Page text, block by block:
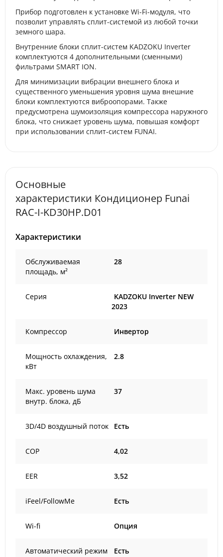
Прибор подготовлен к установке Wi-Fi-модуля, что
позволит управлять сплит-системой из любой точки
земного шара.
Внутренние блоки сплит-систем KADZOKU Inverter
комплектуются 4 дополнительными (сменными)
фильтрами SMART ION.
Для минимизации вибрации внешнего блока и
существенного уменьшения уровня шума внешние
блоки комплектуются виброопорами. Также
предусмотрена шумоизоляция компрессора наружного
блока, что снижает уровень шума, повышая комфорт
при использовании сплит-систем FUNAI.
Основные
характеристики Кондиционер Funai
RAC-I-KD30HP.D01
Характеристики
Обслуживаемая
площадь, м²
28
Серия
KADZOKU Inverter NEW
2023
Компрессор Инвертор
Мощность охлаждения,
кВт
2.8
Макс. уровень шума
внутр. блока, дБ
37
3D/4D воздушный поток Есть
COP 4,02
EER 3,52
iFeel/FollowMe Есть
Wi-fi Опция
Автоматический режим Есть